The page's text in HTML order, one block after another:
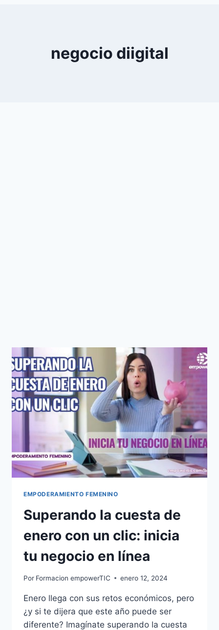
negocio diigital
EMPODERAMIENTO FEMENINO
Superando la cuesta de
enero con un clic: inicia
tu negocio en línea
Por Formacion empowerTIC enero 12, 2024
Enero llega con sus retos económicos, pero
¿y si te dijera que este año puede ser
diferente? Imagínate superando la cuesta